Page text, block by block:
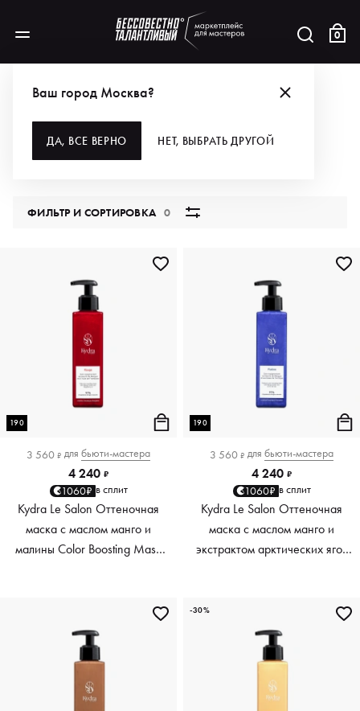
0
Ваш город Москва?
ДА, ВСЕ ВЕРНО НЕТ, ВЫБРАТЬ ДРУГОЙ
ВСЕ КАТЕГОРИИ
ФИЛЬТР И СОРТИРОВКА0
190
3 560 ₽ для бьюти-мастера
4 240 ₽
1060₽ в сплит
Kydra Le Salon Оттеночная
маска с маслом манго и
малины Color Boosting Mask
190
3 560 ₽ для бьюти-мастера
4 240 ₽
1060₽ в сплит
Kydra Le Salon Оттеночная
маска с маслом манго и
экстрактом арктических ягод
-30%